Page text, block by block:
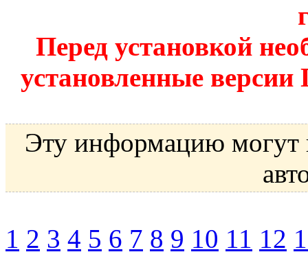
Перед установкой
установленные
Эту информацию могут
1 2 3 4 5 6 7 8 9 10 11 12